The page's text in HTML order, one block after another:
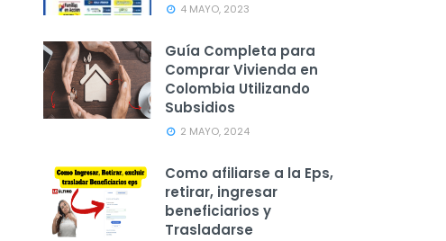
4 MAYO, 2023
Guía Completa para
Comprar Vivienda en
Colombia Utilizando
Subsidios
2 MAYO, 2024
Como afiliarse a la Eps,
retirar, ingresar
beneficiarios y
Trasladarse